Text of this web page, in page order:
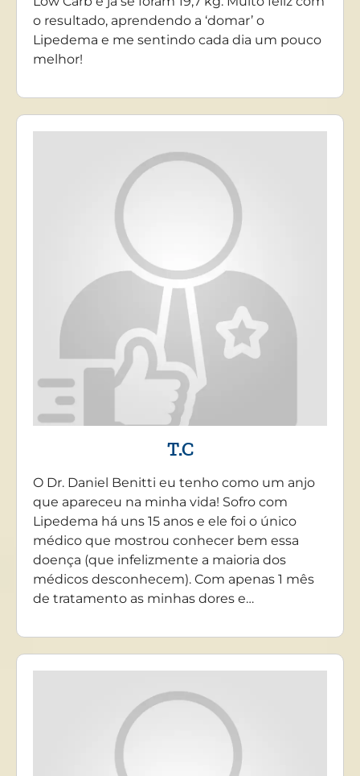
o resultado, aprendendo a ‘domar’ o
Lipedema e me sentindo cada dia um pouco
melhor!
T.C
O Dr. Daniel Benitti eu tenho como um anjo
que apareceu na minha vida! Sofro com
Lipedema há uns 15 anos e ele foi o único
médico que mostrou conhecer bem essa
doença (que infelizmente a maioria dos
médicos desconhecem). Com apenas 1 mês
de tratamento as minhas dores e…